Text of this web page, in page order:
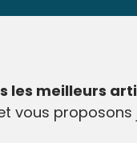
les meilleurs
vous